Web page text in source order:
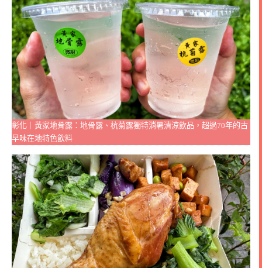
彰化｜黃家地骨露：地骨露、杭菊露獨特消暑清涼飲品，超過70年的古
早味在地特色飲料